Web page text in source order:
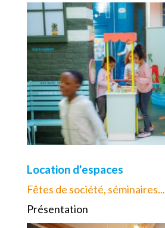
Location d'espaces
Fêtes de société, séminaires...
Présentation